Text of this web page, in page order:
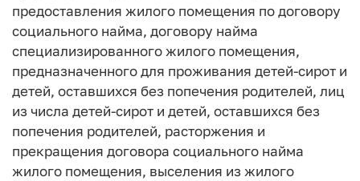
предоставления жилого помещения по договору
социального найма, договору найма
специализированного жилого помещения,
предназначенного для проживания детей-сирот и
детей, оставшихся без попечения родителей, лиц
из числа детей-сирот и детей, оставшихся без
попечения родителей, расторжения и
прекращения договора социального найма
жилого помещения, выселения из жилого